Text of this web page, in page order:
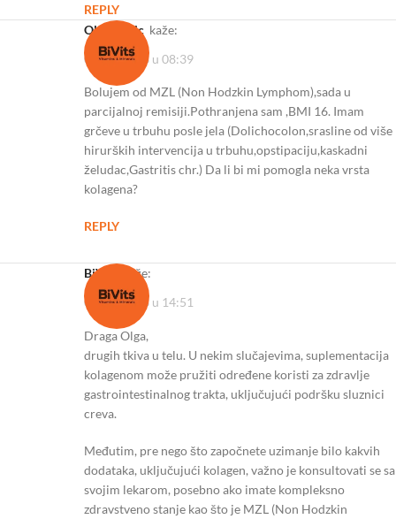
REPLY
Olga Dakic kaže:
01/11/2023 u 08:39
Bolujem od MZL (Non Hodzkin Lymphom),sada u
parcijalnoj remisiji.Pothranjena sam ,BMI 16. Imam
grčeve u trbuhu posle jela (Dolichocolon,srasline od više
hirurških intervencija u trbuhu,opstipaciju,kaskadni
želudac,Gastritis chr.) Da li bi mi pomogla neka vrsta
kolagena?
REPLY
BiVits
kaže:
03/11/2023 u 14:51
Draga Olga,
drugih tkiva u telu. U nekim slučajevima, suplementacija
kolagenom može pružiti određene koristi za zdravlje
gastrointestinalnog trakta, uključujući podršku sluznici
creva.
Međutim, pre nego što započnete uzimanje bilo kakvih
dodataka, uključujući kolagen, važno je konsultovati se sa
svojim lekarom, posebno ako imate kompleksno
zdravstveno stanje kao što je MZL (Non Hodzkin